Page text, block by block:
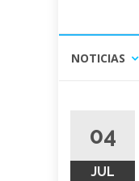
NOTICIAS
04
JUL